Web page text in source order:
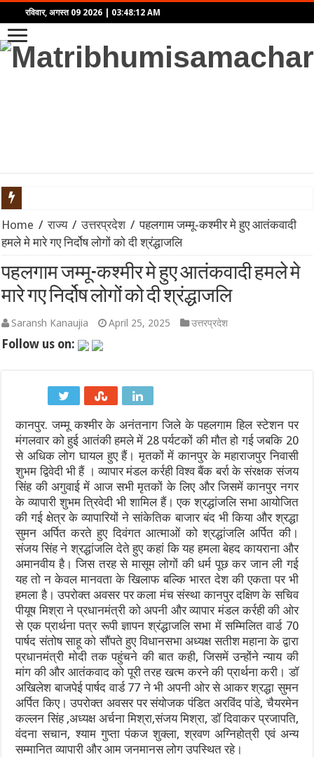
रविवार, अगस्त 09 2026 03:48:12 AM
‘राष्ट्रपति मालिक नहीं, अस्थायी किराएदार हैं’: अमेरिकी कोर्ट ने ट्रंप के
रूस से तेल खरीदने पर भारत पर 100% टैरिफ का खतरा? जानिए अमेरिकी
विमेंस टी20 एशिया कप 2026 से पहले भारत को बड़ा झटका: चोट के कारण
राष्ट्रगान और राष्ट्रगीत के सम्मान को लेकर कड़ा हुआ कानून: अनादर या
अतीक अहमद के बेटों अली और उमर को हाईकोर्ट से मिली पैरोल, कड़े पहरे
भारत की वायु रक्षा में बड़ा कदम: छठी पीढ़ी के लड़ाकू विमान (6th
2027 वनडे वर्ल्ड कप: अफगानिस्तान ने सीधे क्वालिफाई कर रचा
भारत बनाम श्रीलंका टेस्ट सीरीज 2026: श्रीलंका क्रिकेट का बड़ा
ऋषभ पंत का उत्तराखंड प्रेम: गृह राज्य में पहला घर बनाने की इच्छा, सीएम
Home / राज्य / उत्तरप्रदेश / पहलगाम जम्मू-कश्मीर मे हुए आतंकवादी
हमले मे मारे गए निर्दोष लोगों को दी श्रंद्धाजलि
पहलगाम जम्मू-कश्मीर मे हुए आतंकवादी हमले मे
मारे गए निर्दोष लोगों को दी श्रंद्धाजलि
Saransh Kanaujia April 25, 2025 उत्तरप्रदेश
Follow us on:
कानपुर. जम्मू कश्मीर के अनंतनाग जिले के पहलगाम हिल स्टेशन पर
मंगलवार को हुई आतंकी हमले में 28 पर्यटकों की मौत हो गई जबकि 20
से अधिक लोग घायल हुए हैं। मृतकों में कानपुर के महाराजपुर निवासी
शुभम द्विवेदी भी हैं । व्यापार मंडल कर्रही विश्व बैंक बर्रा के संरक्षक संजय
सिंह की अगुवाई में आज सभी मृतकों के लिए और जिसमें कानपुर नगर
के व्यापारी शुभम त्रिवेदी भी शामिल हैं। एक श्रद्धांजलि सभा आयोजित
की गई क्षेत्र के व्यापारियों ने सांकेतिक बाजार बंद भी किया और श्रद्धा
सुमन अर्पित करते हुए दिवंगत आत्माओं को श्रद्धांजलि अर्पित की।
संजय सिंह ने श्रद्धांजलि देते हुए कहां कि यह हमला बेहद कायराना और
अमानवीय है। जिस तरह से मासूम लोगों की धर्म पूछ कर जान ली गई
यह तो न केवल मानवता के खिलाफ बल्कि भारत देश की एकता पर भी
हमला है। उपरोक्त अवसर पर कला मंच संस्था कानपुर दक्षिण के सचिव
पीयूष मिश्रा ने प्रधानमंत्री को अपनी और व्यापार मंडल कर्रही की ओर
से एक प्रार्थना पत्र रूपी ज्ञापन श्रंद्धाजलि सभा में सम्मिलित वार्ड 70
पार्षद संतोष साहू को सौंपते हुए विधानसभा अध्यक्ष सतीश महाना के द्वारा
प्रधानमंत्री मोदी तक पहुंचने की बात कही, जिसमें उन्होंने न्याय की
मांग की और आतंकवाद को पूरी तरह खत्म करने की प्रार्थना करी। डॉ
अखिलेश बाजपेई पार्षद वार्ड 77 ने भी अपनी ओर से आकर श्रद्धा सुमन
अर्पित किए। उपरोक्त अवसर पर संयोजक पंडित अरविंद पांडे, चैयरमेन
कल्लन सिंह ,अध्यक्ष अर्चना मिश्रा,संजय मिश्रा, डॉ दिवाकर प्रजापति,
वंदना सचान, श्याम गुप्ता पंकज शुक्ला, श्रवण अग्निहोत्री एवं अन्य
सम्मानित व्यापारी और आम जनमानस लोग उपस्थित रहे।